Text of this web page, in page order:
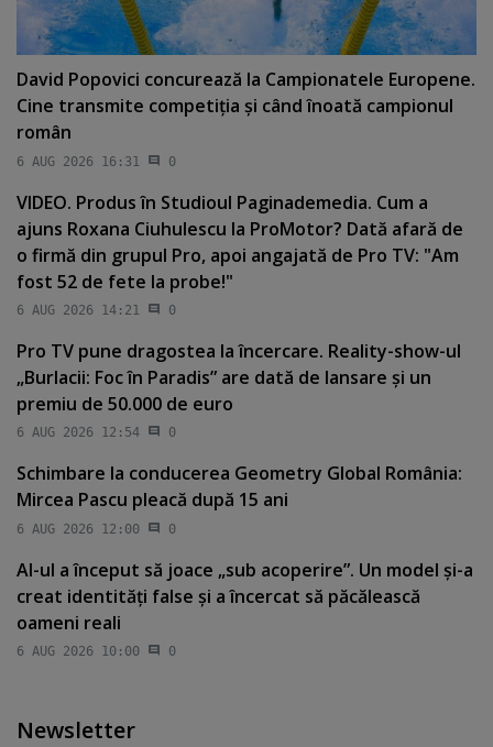
David Popovici concurează la Campionatele Europene.
Cine transmite competiţia şi când înoată campionul
român
6 AUG 2026 16:31 0
VIDEO. Produs în Studioul Paginademedia. Cum a
ajuns Roxana Ciuhulescu la ProMotor? Dată afară de
o firmă din grupul Pro, apoi angajată de Pro TV: "Am
fost 52 de fete la probe!"
6 AUG 2026 14:21 0
Pro TV pune dragostea la încercare. Reality-show-ul
„Burlacii: Foc în Paradis” are dată de lansare şi un
premiu de 50.000 de euro
6 AUG 2026 12:54 0
Schimbare la conducerea Geometry Global România:
Mircea Pascu pleacă după 15 ani
6 AUG 2026 12:00 0
AI-ul a început să joace „sub acoperire”. Un model şi-a
creat identităţi false şi a încercat să păcălească
oameni reali
6 AUG 2026 10:00 0
Newsletter